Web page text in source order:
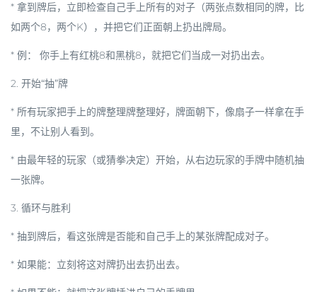
* 拿到牌后， 立即检查自己手上所有的对子 （两张点数相同的牌，比
如两个8，两个K），并把它们正面朝上扔出牌局。
* 例： 你手上有红桃8和黑桃8，就把它们当成一对扔出去。
2. 开始“抽”牌
* 所有玩家把手上的牌整理牌整理好， 牌面朝下，像扇子一样拿在手
里，不让别人看到。
* 由最年轻的玩家（或猜拳决定）开始，从右边玩家的手牌中随机抽
一张牌。
3. 循环与胜利
* 抽到牌后，看这张牌是否能和自己手上的某张牌配成对子。
* 如果能：立刻将这对牌扔出去扔出去。